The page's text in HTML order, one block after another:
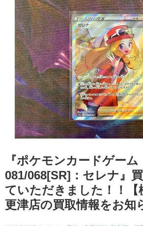
『ポケモンカードゲー
081/068[SR]：セレナ』
ていただきました！！【
更津店の買取情報をお知